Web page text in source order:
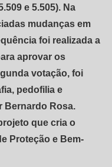
e 5.505). Na
mudanças em
foi realizada a
aprovar os
votação, foi
pedofilia e
Bernardo Rosa.
que cria o
Proteção e Bem-